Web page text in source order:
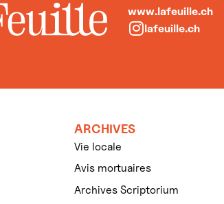
www.lafeuille.ch
lafeuille.ch
ARCHIVES
Vie locale
Avis mortuaires
Archives Scriptorium